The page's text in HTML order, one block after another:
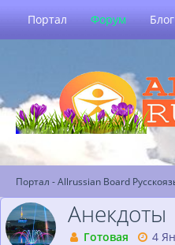
Портал Форум Блог
Портал - Allrussian Board
Анекдоты
Готовая 4